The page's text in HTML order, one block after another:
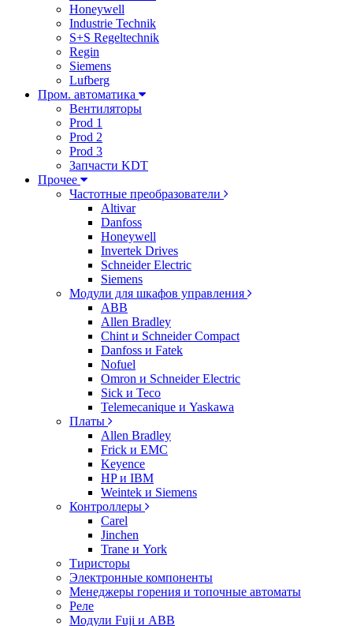
Honeywell
Industrie Technik
S+S Regeltechnik
Regin
Siemens
Lufberg
Пром. автоматика
Вентиляторы
Prod 1
Prod 2
Prod 3
Запчасти KDT
Прочее
Частотные преобразователи
Altivar
Danfoss
Honeywell
Invertek Drives
Schneider Electric
Siemens
Модули для шкафов управления
ABB
Allen Bradley
Chint и Schneider Compact
Danfoss и Fatek
Nofuel
Omron и Schneider Electric
Sick и Teco
Telemecanique и Yaskawa
Платы
Allen Bradley
Frick и EMC
Keyence
HP и IBM
Weintek и Siemens
Контроллеры
Carel
Jinchen
Trane и York
Тиристоры
Электронные компоненты
Менеджеры горения и топочные автоматы
Реле
Модули Fuji и ABB